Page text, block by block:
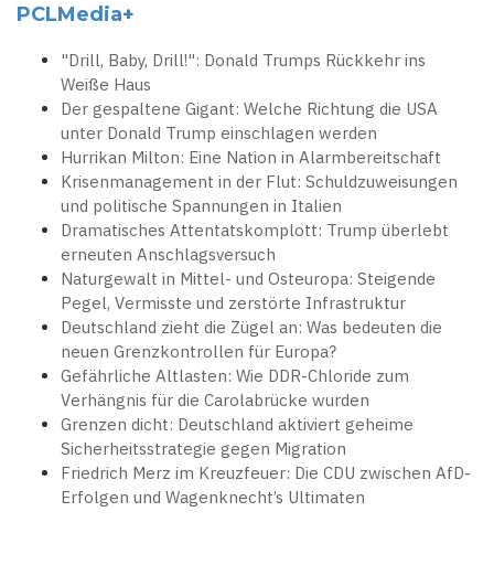
PCLMedia+
"Drill, Baby, Drill!": Donald Trumps Rückkehr ins
Weiße Haus
Der gespaltene Gigant: Welche Richtung die USA
unter Donald Trump einschlagen werden
Hurrikan Milton: Eine Nation in Alarmbereitschaft
Krisenmanagement in der Flut: Schuldzuweisungen
und politische Spannungen in Italien
Dramatisches Attentatskomplott: Trump überlebt
erneuten Anschlagsversuch
Naturgewalt in Mittel- und Osteuropa: Steigende
Pegel, Vermisste und zerstörte Infrastruktur
Deutschland zieht die Zügel an: Was bedeuten die
neuen Grenzkontrollen für Europa?
Gefährliche Altlasten: Wie DDR-Chloride zum
Verhängnis für die Carolabrücke wurden
Grenzen dicht: Deutschland aktiviert geheime
Sicherheitsstrategie gegen Migration
Friedrich Merz im Kreuzfeuer: Die CDU zwischen AfD-
Erfolgen und Wagenknecht’s Ultimaten